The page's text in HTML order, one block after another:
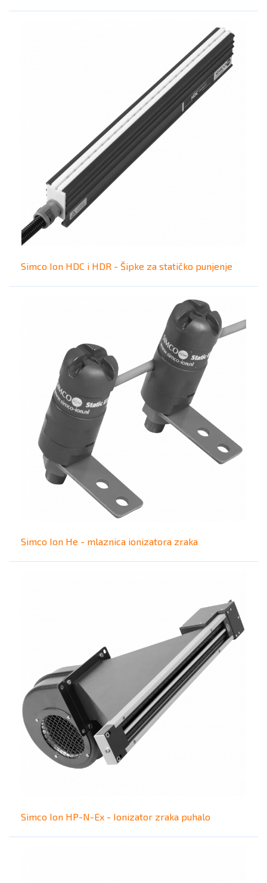
Simco Ion HDC i HDR - Šipke za statičko punjenje
Simco Ion He - mlaznica ionizatora zraka
Simco Ion HP-N-Ex - Ionizator zraka puhalo